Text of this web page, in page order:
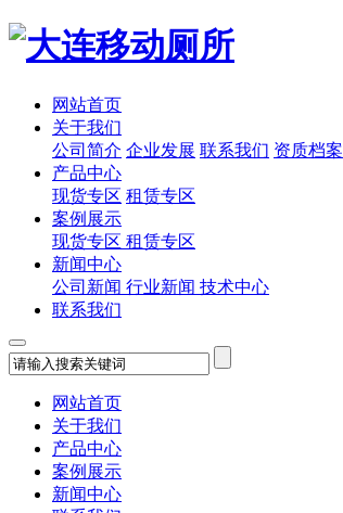
网站首页
关于我们
公司简介 企业发展 联系我们 资质档案
产品中心
现货专区 租赁专区
案例展示
现货专区 租赁专区
新闻中心
公司新闻 行业新闻 技术中心
联系我们
网站首页
关于我们
产品中心
案例展示
新闻中心